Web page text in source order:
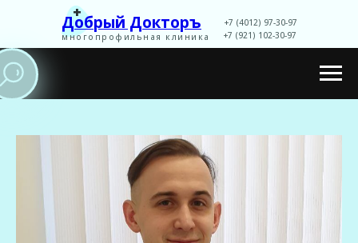
многопрофильная клиника
+
Добрый Докторъ
+7 (4012) 97-30-97
+7 (921) 102-30-97
Записаться